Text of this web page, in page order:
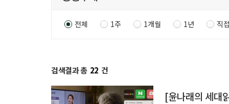
전체 1주 1개월 1년 직
검색결과 총 22 건
[윤나래의 세대